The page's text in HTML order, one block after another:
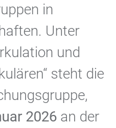
in
Unter
und
steht die
2026 an der